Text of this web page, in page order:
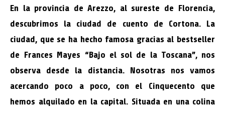
En la provincia de Arezzo, al sureste de Florencia,
descubrimos la ciudad de cuento de Cortona. La
ciudad, que se ha hecho famosa gracias al bestseller
de Frances Mayes “Bajo el sol de la Toscana”, nos
observa desde la distancia. Nosotras nos vamos
acercando poco a poco, con el Cinquecento que
hemos alquilado en la capital. Situada en una colina